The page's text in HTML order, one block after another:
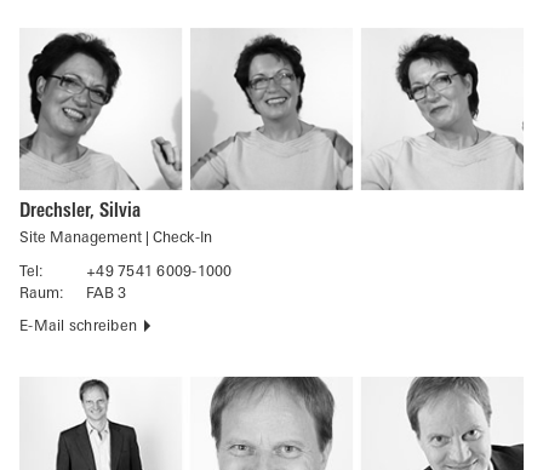
Drechsler, Silvia
Site Management | Check-In
Tel:
+49 7541 6009-1000
Raum:
FAB 3
E-Mail schreiben